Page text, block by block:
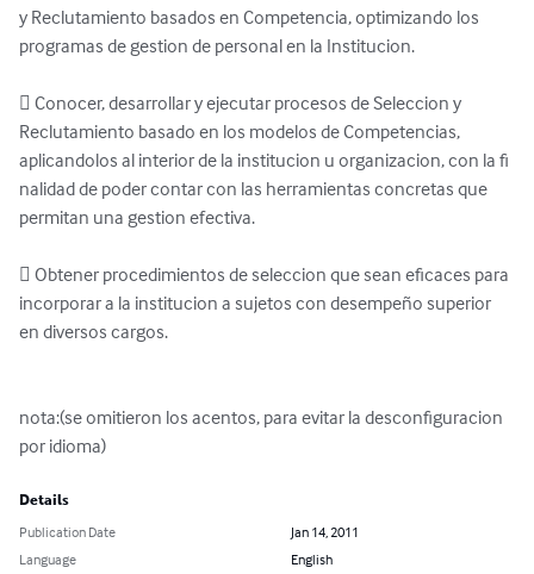
y Reclutamiento basados en Competencia, optimizando los
programas de gestion de personal en la Institucion.
 Conocer, desarrollar y ejecutar procesos de Seleccion y
Reclutamiento basado en los modelos de Competencias,
aplicandolos al interior de la institucion u organizacion, con la fi
nalidad de poder contar con las herramientas concretas que
permitan una gestion efectiva.
 Obtener procedimientos de seleccion que sean eficaces para
incorporar a la institucion a sujetos con desempeño superior
en diversos cargos.
nota:(se omitieron los acentos, para evitar la desconfiguracion
por idioma)
Details
Publication Date
Jan 14, 2011
Language
English